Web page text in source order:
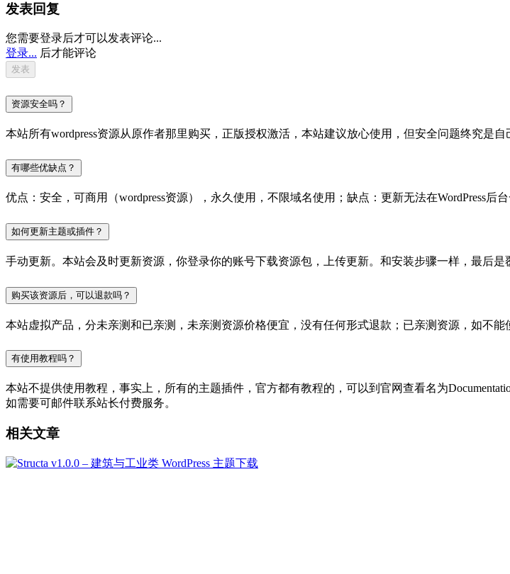
发表回复
您需要登录后才可以发表评论...
登录... 后才能评论
资源安全吗？
本站所有wordpress资源从原作者那里购买，正版授权激活，本站建议放心使用，但安全问题终究是
有哪些优缺点？
优点：安全，可商用（wordpress资源），永久使用，不限域名使用；缺点：更新无法在WordPress后
如何更新主题或插件？
手动更新。本站会及时更新资源，你登录你的账号下载资源包，上传更新。和安装步骤一样，最后是
购买该资源后，可以退款吗？
本站虚拟产品，分未亲测和已亲测，未亲测资源价格便宜，没有任何形式退款；已亲测资源，如不
有使用教程吗？
本站不提供使用教程，事实上，所有的主题插件，官方都有教程的，可以到官网查看名为
如需要可邮件联系站长付费服务。
相关文章